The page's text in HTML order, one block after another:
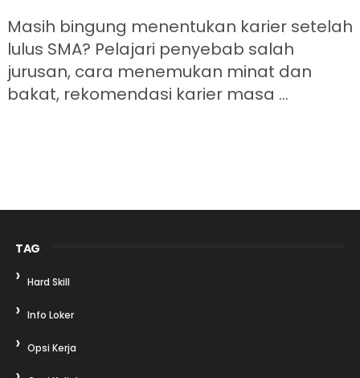
Masih bingung menentukan karier setelah
lulus SMA? Pelajari penyebab salah
jurusan, cara menemukan minat dan
bakat, rekomendasi karier masa ...
TAG
Hard Skill
Info Loker
Opsi Kerja